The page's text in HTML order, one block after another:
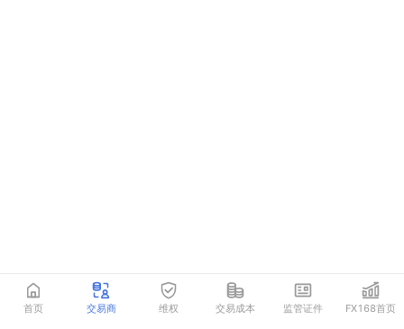
首页 交易商 维权 交易成本 监管证件 FX168首页